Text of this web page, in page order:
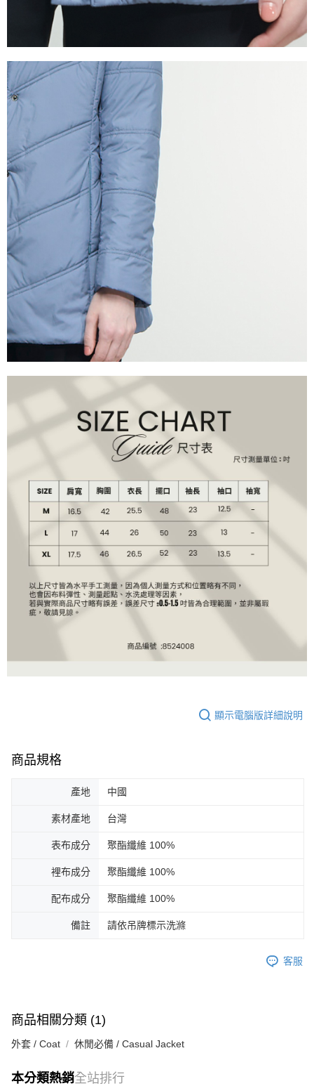
顯示電腦版詳細說明
商品規格
產地 中國
素材產地 台灣
表布成分 聚酯纖維 100%
裡布成分 聚酯纖維 100%
配布成分 聚酯纖維 100%
備註 請依吊牌標示洗滌
客服
商品相關分類 (1)
外套 / Coat 休閒必備 / Casual Jacket
本分類熱銷全站排行